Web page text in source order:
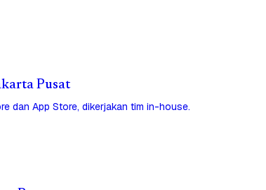
Pusat
dan App Store, dikerjakan tim in-house.